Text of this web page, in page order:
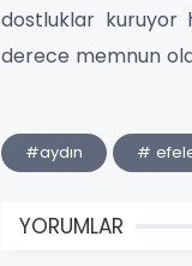
dostluklar kuruyor
derece memnun
#aydın #
YORUMLAR